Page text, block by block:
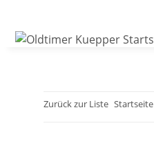
Zurück zur Liste Startseite